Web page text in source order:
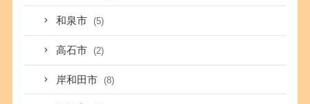
和泉市 (5)
高石市 (2)
岸和田市 (8)